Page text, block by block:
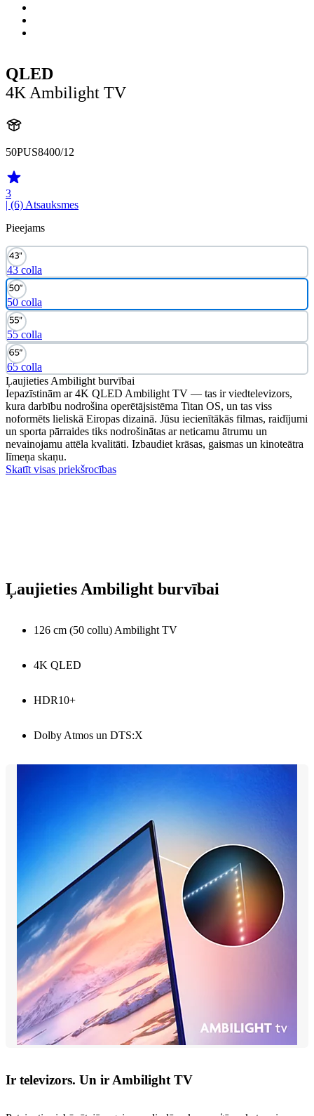
QLED
4K Ambilight TV
50PUS8400/12
3
| (6) Atsauksmes
Pieejams
43 colla
50 colla
55 colla
65 colla
Ļaujieties Ambilight burvībai
Iepazīstinām ar 4K QLED Ambilight TV — tas ir viedtelevizors,
kura darbību nodrošina operētājsistēma Titan OS, un tas viss
noformēts lieliskā Eiropas dizainā. Jūsu iecienītākās filmas, raidījumi
un sporta pārraides tiks nodrošinātas ar neticamu ātrumu un
nevainojamu attēla kvalitāti. Izbaudiet krāsas, gaismas un kinoteātra
līmeņa skaņu.
Skatīt visas priekšrocības
Ļaujieties Ambilight burvībai
126 cm (50 collu) Ambilight TV
4K QLED
HDR10+
Dolby Atmos un DTS:X
Ir televizors. Un ir Ambilight TV